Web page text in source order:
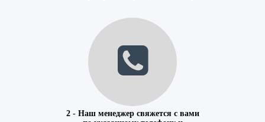
2 - Наш менеджер свяжется с вами